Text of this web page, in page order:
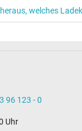
welches
96 123 - 0
Uhr